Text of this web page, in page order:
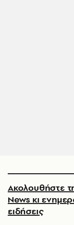
Ακολουθήστε
News κι
ειδήσεις